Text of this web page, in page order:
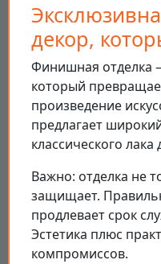
декор,
Финишная отделка
который
произведение
предлагает
классического лака
Важно: отделка не
защищает.
продлевает срок
Эстетика плюс
компромиссов.